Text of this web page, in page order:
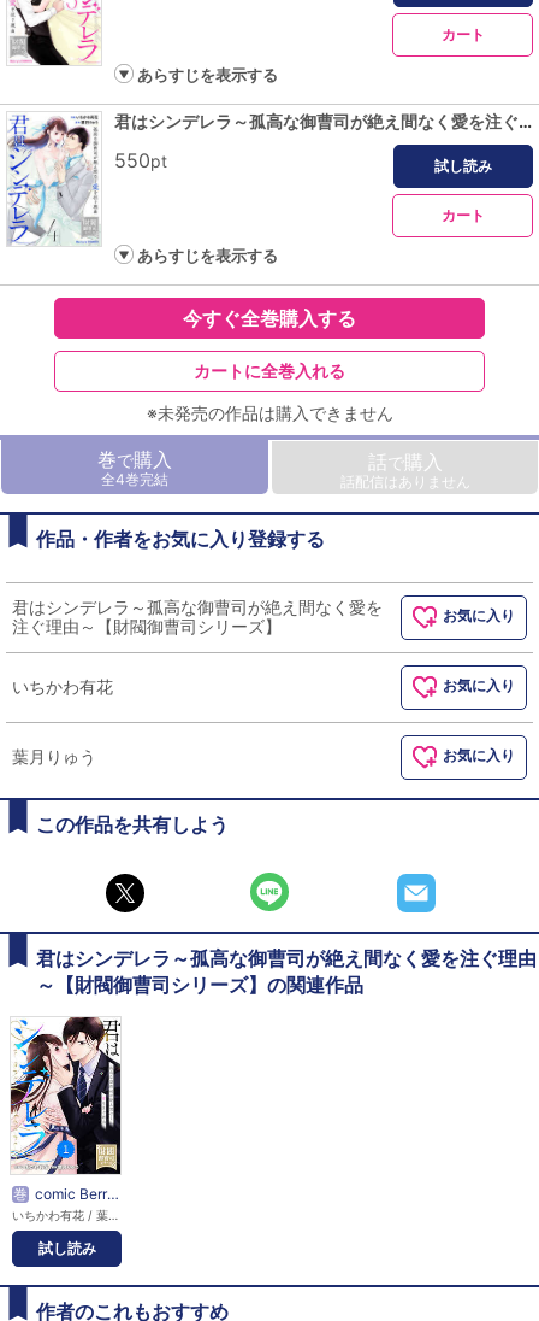
カート
あらすじを表示する
君はシンデレラ～孤高な御曹司が絶え間なく愛を注ぐ理由～【財閥御曹司シリーズ】4巻
550pt 試し読み
カート
あらすじを表示する
今すぐ全巻購入する
カートに全巻入れる
※未発売の作品は購入できません
巻で購入
全4巻完結
話で購入
話配信はありません
作品・作者をお気に入り登録する
君はシンデレラ～孤高な御曹司が絶え間なく愛を
注ぐ理由～【財閥御曹司シリーズ】
お気に入り
いちかわ有花 お気に入り
葉月りゅう お気に入り
この作品を共有しよう
君はシンデレラ～孤高な御曹司が絶え間なく愛を注ぐ理由
～【財閥御曹司シリーズ】の関連作品
巻 comic Berry’s君はシンデレラ～孤高な御曹司が絶え間なく愛を注ぐ理由～【財閥御曹司シリーズ】
試し読み
作者のこれもおすすめ